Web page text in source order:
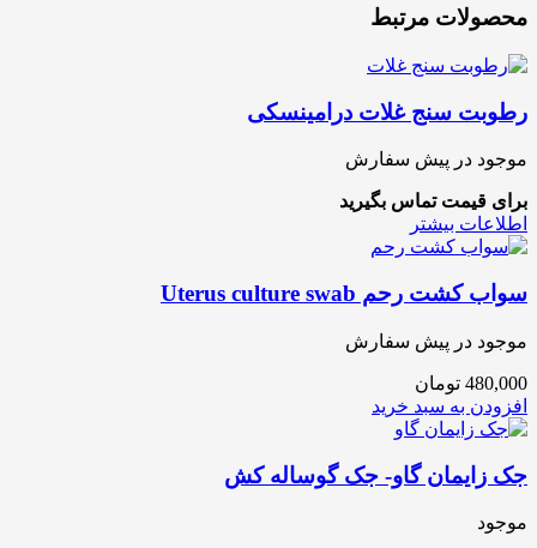
محصولات مرتبط
رطوبت سنج غلات درامینسکی
موجود در پیش سفارش
برای قیمت تماس بگیرید
اطلاعات بیشتر
سواب کشت رحم Uterus culture swab
موجود در پیش سفارش
480,000 تومان
افزودن به سبد خرید
جک زایمان گاو- جک گوساله کش
موجود